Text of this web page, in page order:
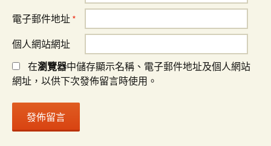
電子郵件地址 *
個人網站網址
在瀏覽器中儲存顯示名稱、電子郵件地址及個人網站
網址，以供下次發佈留言時使用。